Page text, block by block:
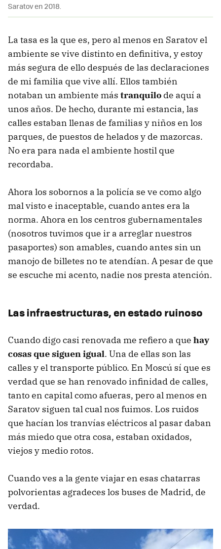
Saratov en 2018.
La tasa es la que es, pero al menos en Saratov el
ambiente se vive distinto en definitiva, y estoy
más segura de ello después de las declaraciones
de mi familia que vive allí. Ellos también
notaban un ambiente más tranquilo de aquí a
unos años. De hecho, durante mi estancia, las
calles estaban llenas de familias y niños en los
parques, de puestos de helados y de mazorcas.
No era para nada el ambiente hostil que
recordaba.
Ahora los sobornos a la policía se ve como algo
mal visto e inaceptable, cuando antes era la
norma. Ahora en los centros gubernamentales
(nosotros tuvimos que ir a arreglar nuestros
pasaportes) son amables, cuando antes sin un
manojo de billetes no te atendían. A pesar de que
se escuche mi acento, nadie nos presta atención.
Las infraestructuras, en estado ruinoso
Cuando digo casi renovada me refiero a que hay
cosas que siguen igual. Una de ellas son las
calles y el transporte público. En Moscú sí que es
verdad que se han renovado infinidad de calles,
tanto en capital como afueras, pero al menos en
Saratov siguen tal cual nos fuimos. Los ruidos
que hacían los tranvías eléctricos al pasar daban
más miedo que otra cosa, estaban oxidados,
viejos y medio rotos.
Cuando ves a la gente viajar en esas chatarras
polvorientas agradeces los buses de Madrid, de
verdad.